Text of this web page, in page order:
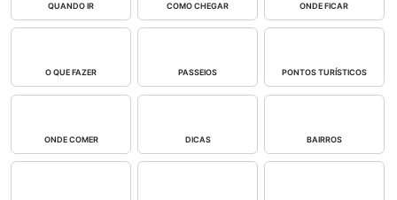
QUANDO IR COMO CHEGAR ONDE FICAR
O QUE FAZER PASSEIOS PONTOS TURÍSTICOS
ONDE COMER DICAS BAIRROS